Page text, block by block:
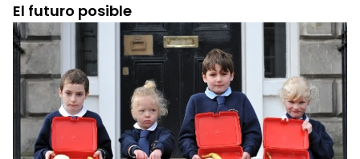
El futuro posible